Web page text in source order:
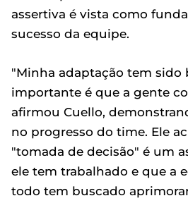
assertiva é vista como
sucesso da equipe.
"Minha adaptação tem sido
importante é que a gente
afirmou Cuello,
no progresso do time. Ele
"tomada de decisão" é um
ele tem trabalhado e que a
todo tem buscado